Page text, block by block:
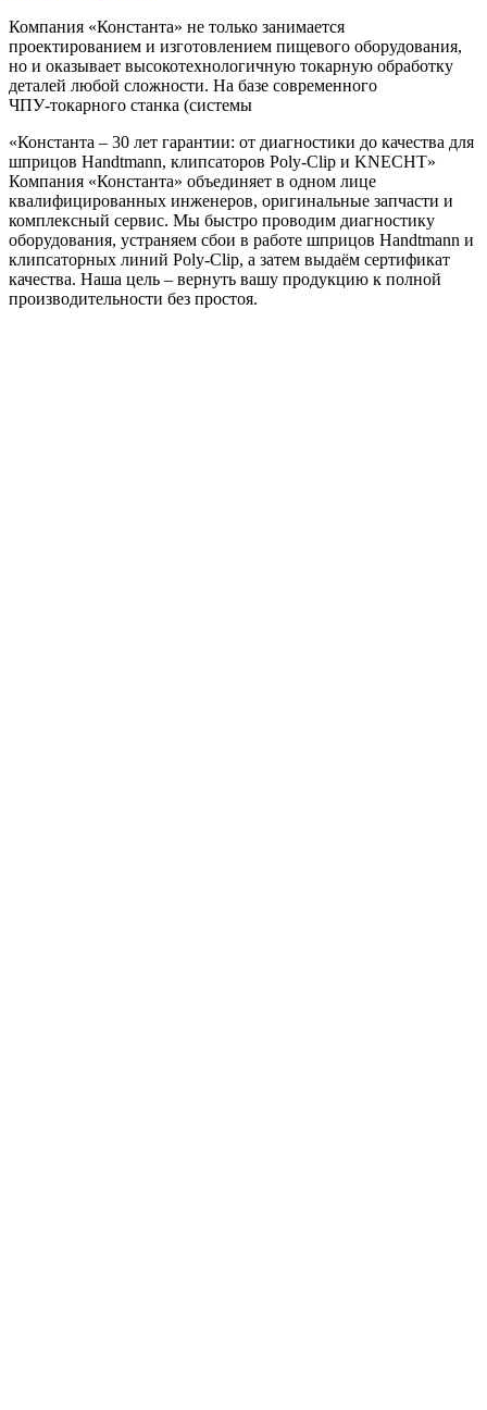
Компания «Константа» не только занимается
проектированием и изготовлением пищевого оборудования,
но и оказывает высокотехнологичную токарную обработку
деталей любой сложности. На базе современного
ЧПУ‑токарного станка (системы
«Константа – 30 лет гарантии: от диагностики до качества для
шприцов Handtmann, клипсаторов Poly‑Clip и KNECHT»
Компания «Константа» объединяет в одном лице
квалифицированных инженеров, оригинальные запчасти и
комплексный сервис. Мы быстро проводим диагностику
оборудования, устраняем сбои в работе шприцов Handtmann и
клипсаторных линий Poly‑Clip, а затем выдаём сертификат
качества. Наша цель – вернуть вашу продукцию к полной
производительности без простоя.